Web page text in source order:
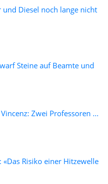
Diesel noch lange nicht
Steine auf Beamte und
Zwei Professoren ...
Risiko einer Hitzewelle